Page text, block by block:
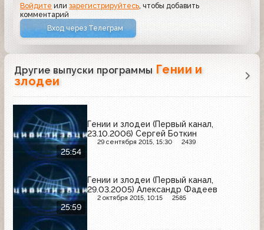
Войдите илизарегистрируйтесь , чтобы добавить
комментарий
Вход через Телеграм
Другие выпуски программы Гении и
злодеи
25:54
Гении и злодеи (Первый канал,
23.10.2006) Сергей Боткин
29 сентября 2015, 15:30 2439
25:59
Гении и злодеи (Первый канал,
29.03.2005) Александр Фадеев
2 октября 2015, 10:15 2585